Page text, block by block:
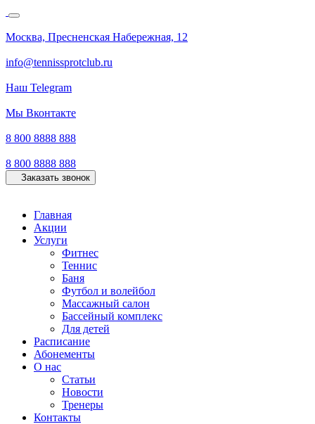
Москва, Пресненская Набережная, 12
info@tennissprotclub.ru
Наш Telegram
Мы Вконтакте
8 800 8888 888
8 800 8888 888
Заказать звонок
Главная
Акции
Услуги
Фитнес
Теннис
Баня
Футбол и волейбол
Массажный салон
Бассейный комплекс
Для детей
Расписание
Абонементы
О нас
Статьи
Новости
Тренеры
Контакты